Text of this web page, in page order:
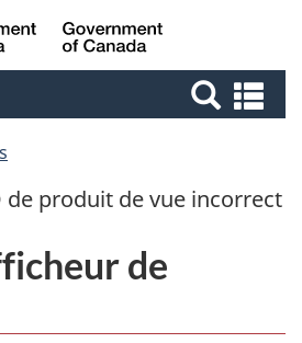
Passer
au
Passer
à
Canada
et
de produit de vue incorrect
de